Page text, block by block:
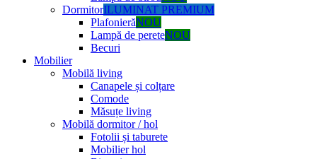
DormitorILUMINAT PREMIUM
PlafonierăNOU
Lampă de pereteNOU
Becuri
Mobilier
Mobilă living
Canapele și colțare
Comode
Măsuțe living
Mobilă dormitor / hol
Fotolii și taburete
Mobilier hol